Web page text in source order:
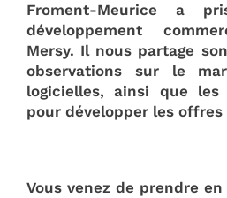
Froment-Meurice a
développement
Mersy. Il nous partage
observations sur le
logicielles, ainsi que les
pour développer les offres
Vous venez de prendre